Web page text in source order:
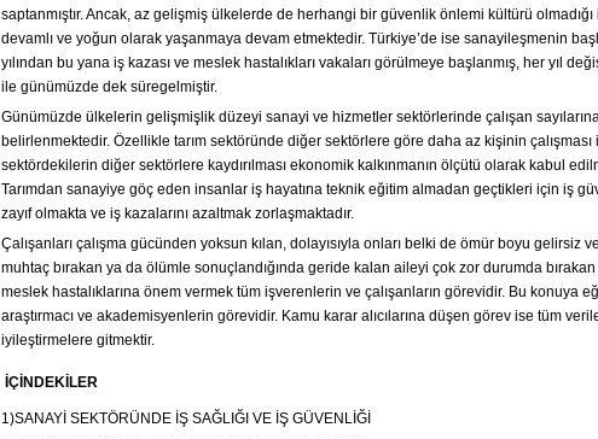
saptanmıştır. Ancak, az gelişmiş ülkelerde de herhangi bir güvenlik önlemi kültürü olmadığı
devamlı ve yoğun olarak yaşanmaya devam etmektedir. Türkiye’de ise sanayileşmenin
yılından bu yana iş kazası ve meslek hastalıkları vakaları görülmeye başlanmış, her yıl
ile günümüzde dek süregelmiştir.
Günümüzde ülkelerin gelişmişlik düzeyi sanayi ve hizmetler sektörlerinde çalışan
belirlenmektedir. Özellikle tarım sektöründe diğer sektörlere göre daha az kişinin çalışması
sektördekilerin diğer sektörlere kaydırılması ekonomik kalkınmanın ölçütü olarak kabul
Tarımdan sanayiye göç eden insanlar iş hayatına teknik eğitim almadan geçtikleri için iş
zayıf olmakta ve iş kazalarını azaltmak zorlaşmaktadır.
Çalışanları çalışma gücünden yoksun kılan, dolayısıyla onları belki de ömür boyu gelirsiz
muhtaç bırakan ya da ölümle sonuçlandığında geride kalan aileyi çok zor durumda bırakan
meslek hastalıklarına önem vermek tüm işverenlerin ve çalışanların görevidir. Bu konuya
araştırmacı ve akademisyenlerin görevidir. Kamu karar alıcılarına düşen görev ise tüm
iyileştirmelere gitmektir.
İÇİNDEKİLER
1)SANAYİ SEKTÖRÜNDE İŞ SAĞLIĞI VE İŞ GÜVENLİĞİ